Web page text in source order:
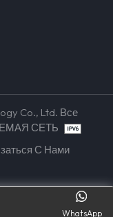
Co., Ltd. Все
СЕТЬ
С Нами
WhatsApp